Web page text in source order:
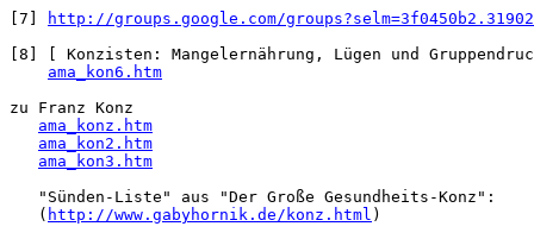
[7]
http://groups.google.com/
[8] [ Konzisten: Mangelernährung, Lügen und
ama_kon6.htm
zu Franz Konz
ama_konz.htm
ama_kon2.htm
ama_kon3.htm
   "Sünden-Liste" aus "Der Große Gesundheits-Konz":
   (
http://www.gabyhornik.de/konz.html )